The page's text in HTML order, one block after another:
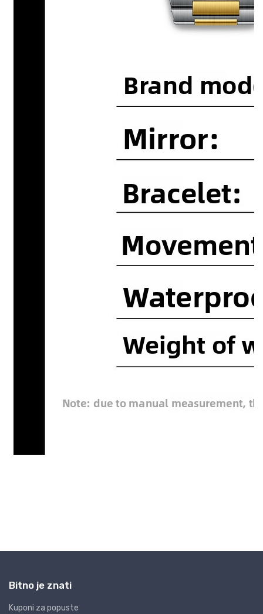
Bitno je znati
Kuponi za popuste